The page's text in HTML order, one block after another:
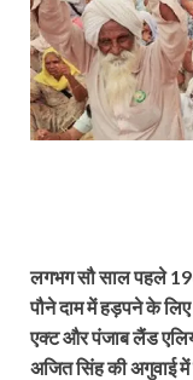
लगभग सौ साल पहले
पौने दाम में हड़पने के
एक्ट और पंजाब लैंड
अजित सिंह की अगुवाई